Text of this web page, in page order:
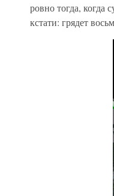
ровно тогда,
кстати: грядет